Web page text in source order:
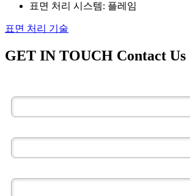
표면 처리 시스템: 플레임
표면 처리 기술
GET IN TOUCH Contact Us